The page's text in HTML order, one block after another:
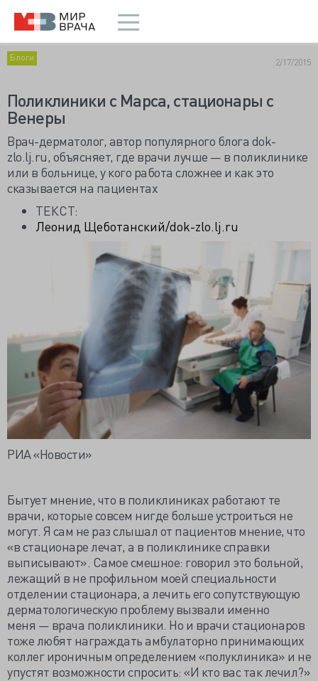
Блоги 2/17/2015
Поликлиники с Марса, стационары с
Венеры
Врач-дерматолог, автор популярного блога dok-
zlo.lj.ru, объясняет, где врачи лучше — в поликлинике
или в больнице, у кого работа сложнее и как это
сказывается на пациентах
ТЕКСТ:
Леонид Щеботанский/dok-zlo.lj.ru
РИА «Новости»
Бытует мнение, что в поликлиниках работают те
врачи, которые совсем нигде больше устроиться не
могут. Я сам не раз слышал от пациентов мнение, что
«в стационаре лечат, а в поликлинике справки
выписывают». Самое смешное: говорил это больной,
лежащий в не профильном моей специальности
отделении стационара, а лечить его сопутствующую
дерматологическую проблему вызвали именно
меня — врача поликлиники. Но и врачи стационаров
тоже любят награждать амбулаторно принимающих
коллег ироничным определением «полуклиника» и не
упустят возможности спросить: «И кто вас так лечил?»